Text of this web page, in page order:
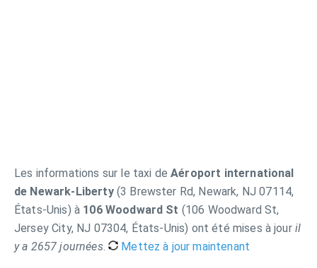
Les informations sur le taxi deAéroport international
de Newark-Liberty(3 Brewster Rd, Newark, NJ 07114,
États-Unis) à 106 Woodward St (106 Woodward St,
Jersey City, NJ 07304, États-Unis) ont été mises à jour il
y a 2657 journées. Mettez à jour maintenant